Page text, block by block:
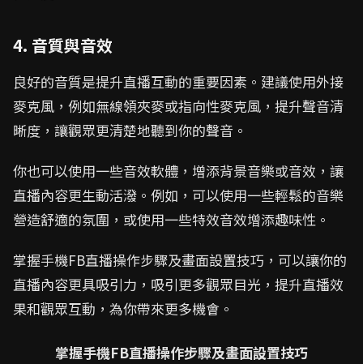
4. 音質與音效
良好的音質是提升直播互動的重要因素。建議使用外接
麥克風，例如無線領夾麥或指向性麥克風，提升聲音清
晰度，讓觀眾更清楚地聽到你的聲音。
你也可以使用一些音效軟體，增添背景音樂或音效，讓
直播內容更生動活潑。例如，可以使用一些輕鬆的音樂
營造舒適的氛圍，或使用一些特效音效增添趣味性。
掌握手機FB直播操作步驟及畫面設置技巧，可以讓你的
直播內容更具吸引力，吸引更多觀眾目光，提升直播效
果和觀眾互動，為你帶來更多機會。
掌握手機FB直播操作步驟及畫面設置技巧